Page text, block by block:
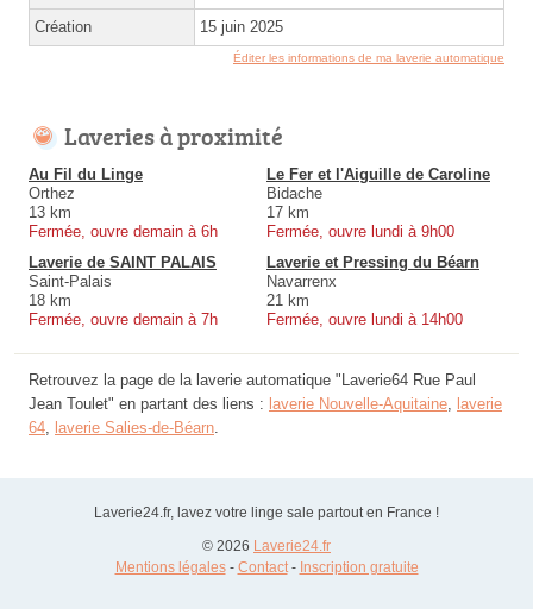
Création 15 juin 2025
Éditer les informations de ma laverie automatique
Laveries à proximité
Au Fil du Linge
Orthez
13 km
Fermée, ouvre demain à 6h
Le Fer et l'Aiguille de Caroline
Bidache
17 km
Fermée, ouvre lundi à 9h00
Laverie de SAINT PALAIS
Saint-Palais
18 km
Fermée, ouvre demain à 7h
Laverie et Pressing du Béarn
Navarrenx
21 km
Fermée, ouvre lundi à 14h00
Retrouvez la page de la laverie automatique "Laverie64 Rue Paul
Jean Toulet" en partant des liens : laverie Nouvelle-Aquitaine laverie
64 laverie Salies-de-Béarn
Laverie24.fr, lavez votre linge sale partout en France !
© 2026 Laverie24.fr
Mentions légales- Contact- Inscription gratuite